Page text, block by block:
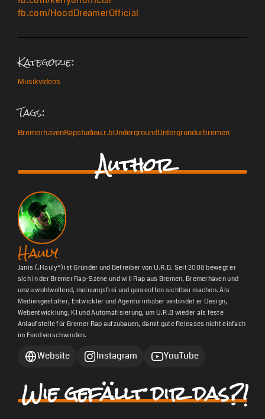
fb.com/HoodDreamerOfficial
Kategorie:
Musikvideos
Tags:
BremerhavenRapstudiou.r.bUndergroundUntergrundurbremen
Author
Hauly
Janis („Hauly“) ist Gründer und Betreiber von U.R.B. Seit 2008 bewegt er
sich in der Bremer Rap-Szene und will Rap aus Bremen, Bremerhaven und
umzu wohlwollend, meinungsfrei und genreoffen sichtbar machen. Als
Mediengestalter, Entwickler und Agenturinhaber verbindet er Design,
Webentwicklung, KI und Automatisierung, um U.R.B wieder als feste
Anlaufstelle für Bremer Rap aufzubauen, damit gute Releases nicht einfach
im Feed verschwinden.
Website Instagram YouTube
Wie gefällt dir das?!